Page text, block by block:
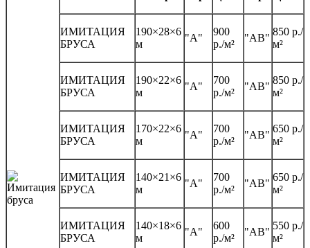
ИМИТАЦИЯ
БРУСА
190×28×6
м
"А"
900
р./м²
"АВ"
850 р./
м²
ИМИТАЦИЯ
БРУСА
190×22×6
м
"А"
700
р./м²
"АВ"
850 р./
м²
ИМИТАЦИЯ
БРУСА
170×22×6
м
"А"
700
р./м²
"АВ"
650 р./
м²
ИМИТАЦИЯ
БРУСА
140×21×6
м
"А"
700
р./м²
"АВ"
650 р./
м²
ИМИТАЦИЯ
БРУСА
140×18×6
м
"А"
600
р./м²
"АВ"
550 р./
м²